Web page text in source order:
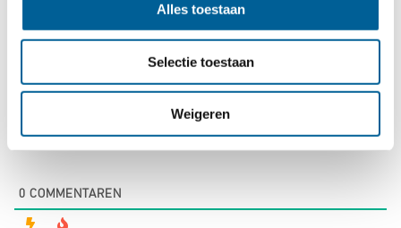
Alles toestaan
Selectie toestaan
Weigeren
0 COMMENTAREN